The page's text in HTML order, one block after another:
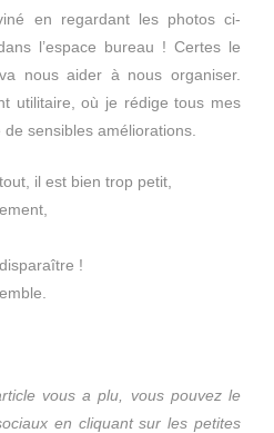
en regardant les photos ci-
l’espace bureau ! Certes le
nous aider à nous organiser.
utilitaire, où je rédige tous mes
sensibles améliorations.
il est bien trop petit,
!
vous a plu, vous pouvez le
en cliquant sur les petites